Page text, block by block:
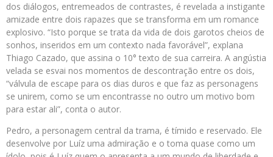
dos diálogos, entremeados de contrastes, é revelada a instigante
amizade entre dois rapazes que se transforma em um romance
explosivo. “Isto porque se trata da vida de dois garotos cheios de
sonhos, inseridos em um contexto nada favorável”, explana
Thiago Cazado, que assina o 10° texto de sua carreira. A angústia
velada se esvai nos momentos de descontração entre os dois,
“válvula de escape para os dias duros e que faz as personagens
se unirem, como se um encontrasse no outro um motivo bom
para estar ali”, conta o autor.
Pedro, a personagem central da trama, é tímido e reservado. Ele
desenvolve por Luíz uma admiração e o toma quase como um